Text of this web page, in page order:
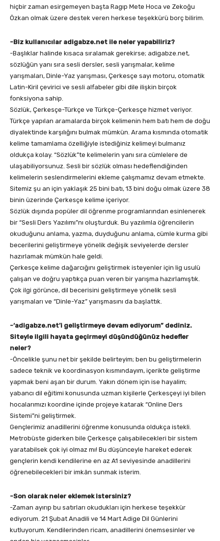
hiçbir zaman esirgemeyen başta Ragıp Mete Hoca ve Zekoğu
Özkan olmak üzere destek veren herkese teşekkürü borç bilirim.
-Biz kullanıcılar adigabze.net ile neler yapabiliriz?
-Başlıklar halinde kısaca sıralamak gerekirse; adigabze.net,
sözlüğün yanı sıra sesli dersler, sesli yarışmalar, kelime
yarışmaları, Dinle-Yaz yarışması, Çerkesçe sayı motoru, otomatik
Latin-Kiril çevirici ve sesli alfabeler gibi dile ilişkin birçok
fonksiyona sahip.
Sözlük, Çerkesçe-Türkçe ve Türkçe-Çerkesçe hizmet veriyor.
Türkçe yapılan aramalarda birçok kelimenin hem batı hem de doğu
diyalektinde karşılığını bulmak mümkün. Arama kısmında otomatik
kelime tamamlama özelliğiyle istediğiniz kelimeyi bulmanız
oldukça kolay. “Sözlük”te kelimelerin yanı sıra cümlelere de
ulaşabiliyorsunuz. Sesli bir sözlük olması hedeflendiğinden
kelimelerin seslendirmelerini ekleme çalışmamız devam etmekte.
Sitemiz şu an için yaklaşık 25 bini batı, 13 bini doğu olmak üzere 38
binin üzerinde Çerkesçe kelime içeriyor.
Sözlük dışında popüler dil öğrenme programlarından esinlenerek
bir “Sesli Ders Yazılımı”nı oluşturduk. Bu yazılımla öğrencilerin
okuduğunu anlama, yazma, duyduğunu anlama, cümle kurma gibi
becerilerini geliştirmeye yönelik değişik seviyelerde dersler
hazırlamak mümkün hale geldi.
Çerkesçe kelime dağarcığını geliştirmek isteyenler için lig usulü
çalışan ve doğru yaptıkça puan veren bir yarışma hazırlamıştık.
Çok ilgi görünce, dil becerisini geliştirmeye yönelik sesli
yarışmaları ve “Dinle-Yaz” yarışmasını da başlattık.
-‘adigabze.net’i geliştirmeye devam ediyorum” dediniz.
Siteyle ilgili hayata geçirmeyi düşündüğünüz hedefler
neler?
-Öncelikle şunu net bir şekilde belirteyim; ben bu geliştirmelerin
sadece teknik ve koordinasyon kısmındayım, içerikte geliştirme
yapmak beni aşan bir durum. Yakın dönem için ise hayalim;
yabancı dil eğitimi konusunda uzman kişilerle Çerkesçeyi iyi bilen
hocalarımızı koordine içinde projeye katarak “Online Ders
Sistemi”ni geliştirmek.
Gençlerimiz anadillerini öğrenme konusunda oldukça istekli.
Metrobüste giderken bile Çerkesçe çalışabilecekleri bir sistem
yaratabilsek çok iyi olmaz mı! Bu düşünceyle hareket ederek
gençlerin kendi kendilerine en az A1 seviyesinde anadillerini
öğrenebilecekleri bir imkân sunmak isterim.
-Son olarak neler eklemek istersiniz?
-Zaman ayırıp bu satırları okudukları için herkese teşekkür
ediyorum. 21 Şubat Anadili ve 14 Mart Adige Dil Günlerini
kutluyorum. Kendilerinden ricam, anadillerini önemsesinler ve